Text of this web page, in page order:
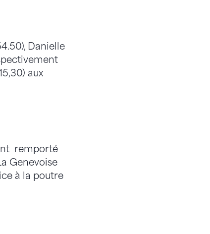
Danielle
aux
remporté
Genevoise
à la poutre